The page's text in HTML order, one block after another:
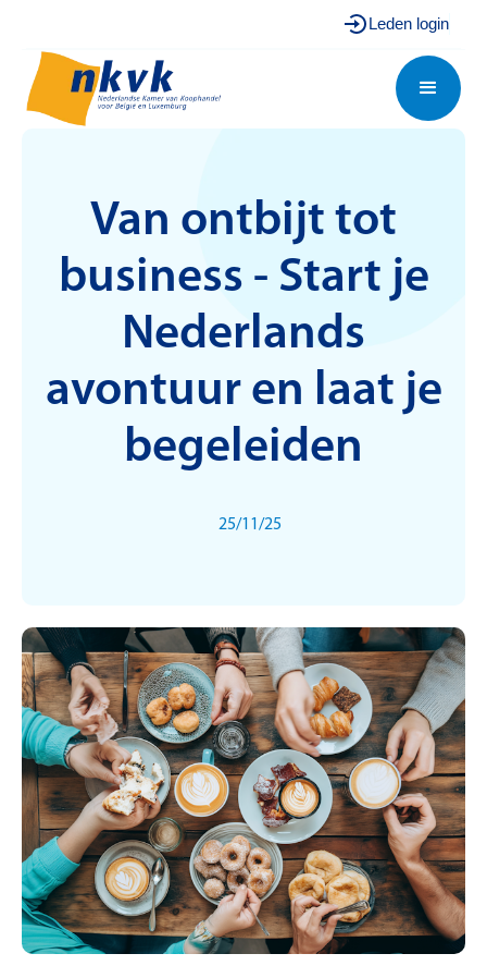
Leden login
Van ontbijt tot
business - Start je
Nederlands
avontuur en laat je
begeleiden
25/11/25